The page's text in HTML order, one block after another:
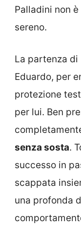
Palladini non
sereno.
La partenza di
Eduardo, per
protezione
per lui. Ben
senza sosta.
successo in
scappata
una profonda